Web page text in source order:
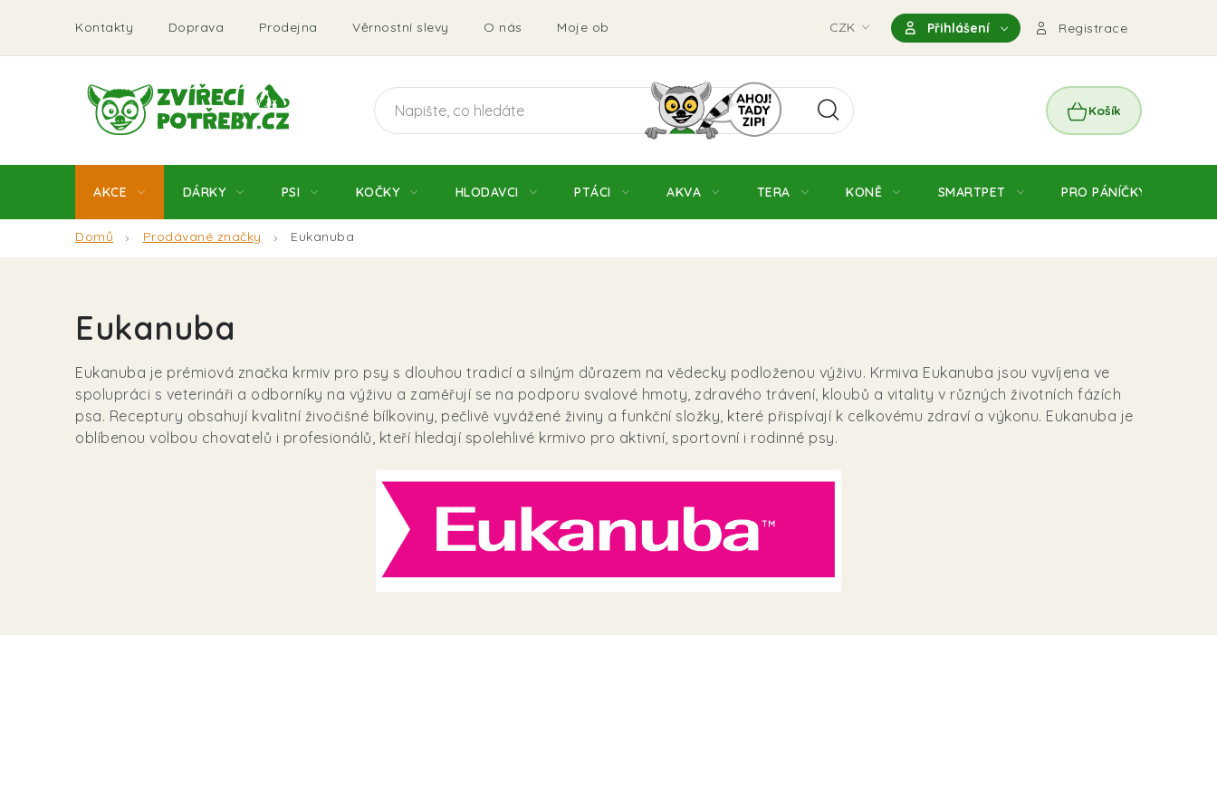
obsah
Kontakty Doprava Prodejna Věrnostní slevy O nás Moje objednávka Obchodní podmínky Magazín Výdejní místo Pohořelice
CZK Přihlášení Registrace
NÁKUPNÍ
AKCE DÁRKY PSI KOČKY HLODAVCI PTÁCI AKVA TERA KONĚ SMARTPET PRO PÁNÍČKY
Domů Prodávané značky Eukanuba
Eukanuba
Eukanuba je prémiová značka krmiv pro psy s dlouhou tradicí a silným důrazem na vědecky podloženou výživu. Krmiva Eukanuba jsou vyvíjena ve
spolupráci s veterináři a odborníky na výživu a zaměřují se na podporu svalové hmoty, zdravého trávení, kloubů a vitality v různých životních fázích
psa. Receptury obsahují kvalitní živočišné bílkoviny, pečlivě vyvážené živiny a funkční složky, které přispívají k celkovému zdraví a výkonu. Eukanuba je
oblíbenou volbou chovatelů i profesionálů, kteří hledají spolehlivé krmivo pro aktivní, sportovní i rodinné psy.